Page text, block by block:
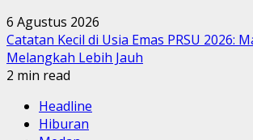
6 Agustus 2026
Catatan Kecil di Usia Emas PRSU 2026:
Melangkah Lebih Jauh
2 min read
Headline
Hiburan